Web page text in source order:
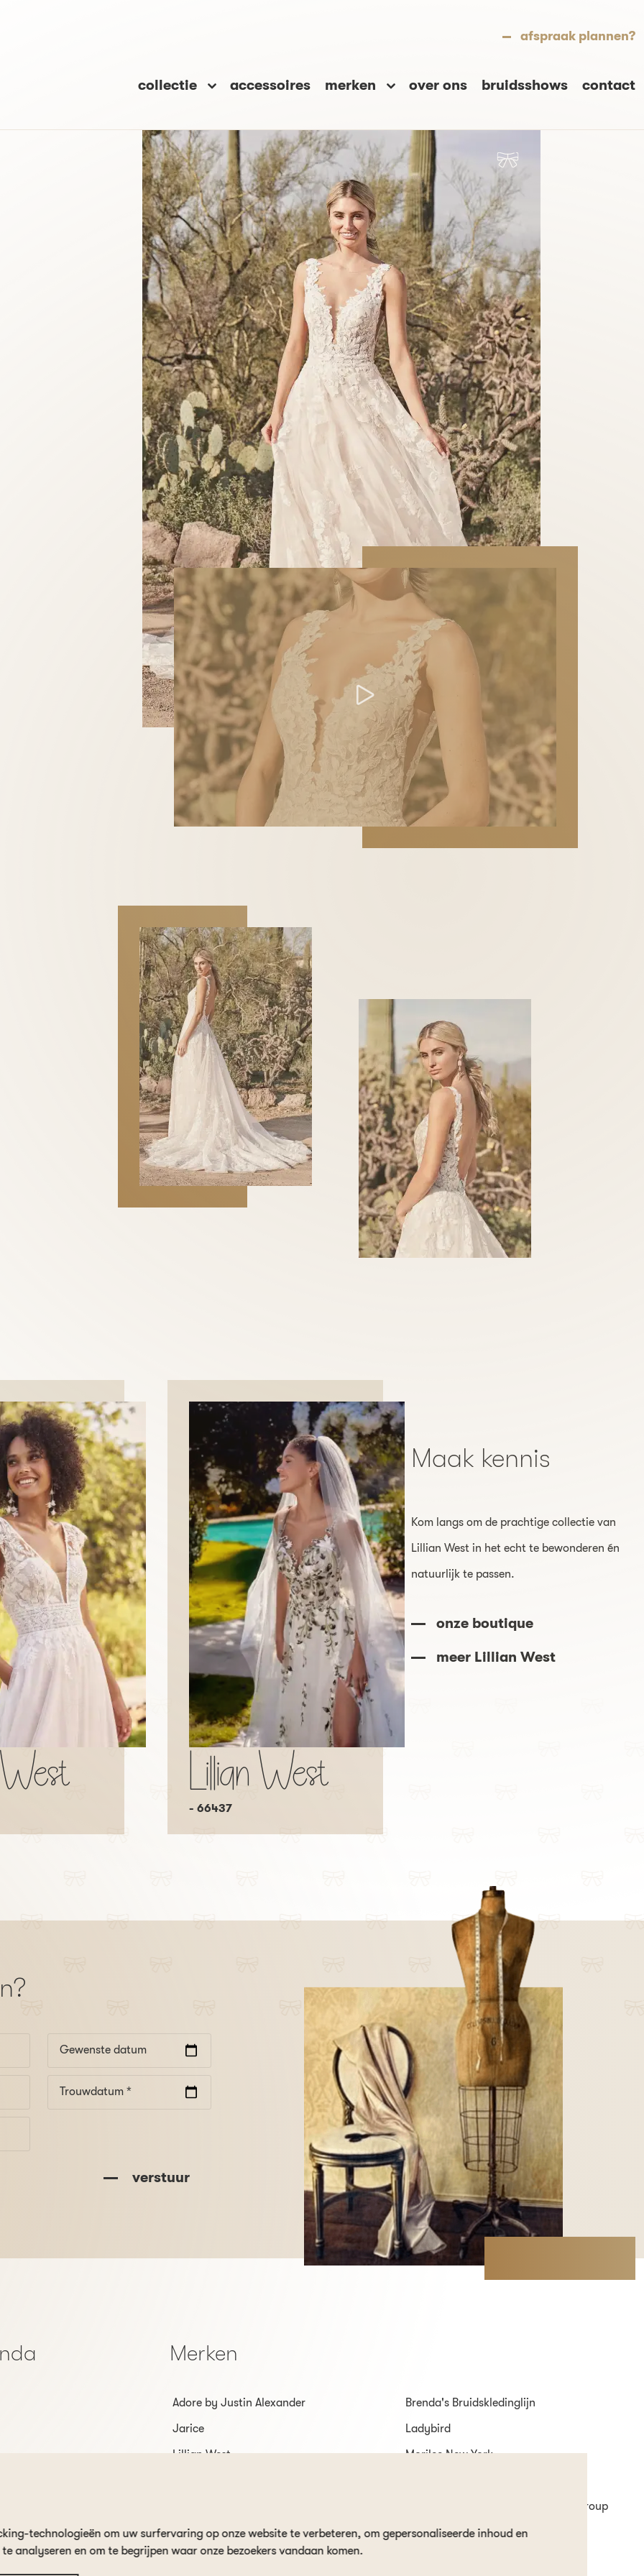
technologieën om uw surfervaring op onze website te verbeteren, om gepersonaliseerde inhoud en
analyseren en om te begrijpen waar onze bezoekers vandaan komen.
afspraak plannen?
collectie accessoires merken over ons bruidsshows contact
Maak kennis
Kom langs om de prachtige collectie van
Lillian West in het echt te bewonderen én
natuurlijk te passen.
onze boutique
meer Lillian West
Lillian West
- 66437
Gewenste datum
Trouwdatum *
verstuur
Merken
Adore by Justin Alexander
Brenda's Bruidskledinglijn
Jarice
Ladybird
Lillian West
Morilee New York
White One by Pronovias Fashion Group